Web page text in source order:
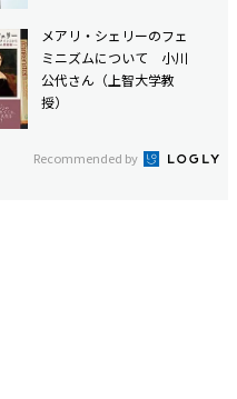
メアリ・シェリーのフェ
ミニズムについて 小川
公代さん（上智大学教
授）
Recommended by